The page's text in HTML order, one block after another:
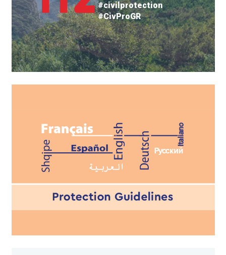
#civilprotection
#CivProGR